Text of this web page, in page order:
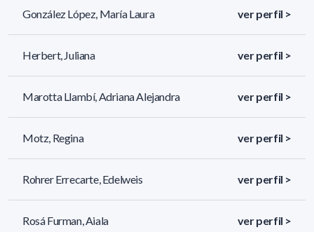
González López, María Laura ver perfil >
Herbert, Juliana ver perfil >
Marotta Llambí, Adriana Alejandra ver perfil >
Motz, Regina ver perfil >
Rohrer Errecarte, Edelweis ver perfil >
Rosá Furman, Aiala ver perfil >